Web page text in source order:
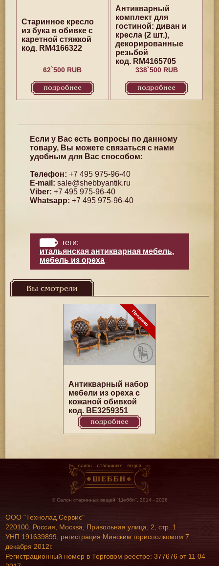
Старинное кресло
из бука в обивке с
каретной стяжкой
код. RM4166322
62`500 RUB
подробнее
Антикварный
комплект для
гостиной: диван и
кресла (2 шт.),
декорированные
резьбой
код. RM4165705
338`500 RUB
подробнее
Если у Вас есть вопросы по данному
товару, Вы можете связаться с нами
удобным для Вас способом:
Телефон: +7 495 975-96-40
E-mail: sale@shebbyantik.ru
Viber: +7 495 975-96-40
Whatsapp: +7 495 975-96-40
теги:
итальянская антикварная мебель,
мебель из ореха
Вы смотрели
Антикварный набор
мебели из ореха с
кожаной обивкой
код. BE3259351
подробнее
© Салон старинных вещей "Шебби", 2014 - 2026
ООО "Технолад Сервис"
220100, Россия, Москва, Привольная улица, 2, стр. 1
УНП 191639899, регистрация Минским горисполкомом 7
декабря 2012г.
Регистрационный номер в Торговом реестре: 377676 от 11 04